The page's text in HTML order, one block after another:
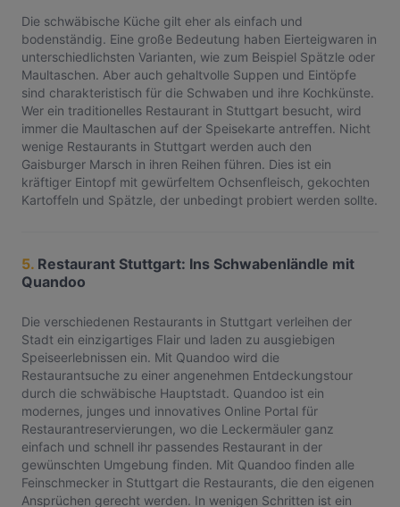
Die schwäbische Küche gilt eher als einfach und
bodenständig. Eine große Bedeutung haben Eierteigwaren in
unterschiedlichsten Varianten, wie zum Beispiel Spätzle oder
Maultaschen. Aber auch gehaltvolle Suppen und Eintöpfe
sind charakteristisch für die Schwaben und ihre Kochkünste.
Wer ein traditionelles Restaurant in Stuttgart besucht, wird
immer die Maultaschen auf der Speisekarte antreffen. Nicht
wenige Restaurants in Stuttgart werden auch den
Gaisburger Marsch in ihren Reihen führen. Dies ist ein
kräftiger Eintopf mit gewürfeltem Ochsenfleisch, gekochten
Kartoffeln und Spätzle, der unbedingt probiert werden sollte.
5. Restaurant Stuttgart: Ins Schwabenländle mit
Quandoo
Die verschiedenen Restaurants in Stuttgart verleihen der
Stadt ein einzigartiges Flair und laden zu ausgiebigen
Speiseerlebnissen ein. Mit Quandoo wird die
Restaurantsuche zu einer angenehmen Entdeckungstour
durch die schwäbische Hauptstadt. Quandoo ist ein
modernes, junges und innovatives Online Portal für
Restaurantreservierungen, wo die Leckermäuler ganz
einfach und schnell ihr passendes Restaurant in der
gewünschten Umgebung finden. Mit Quandoo finden alle
Feinschmecker in Stuttgart die Restaurants, die den eigenen
Ansprüchen gerecht werden. In wenigen Schritten ist ein